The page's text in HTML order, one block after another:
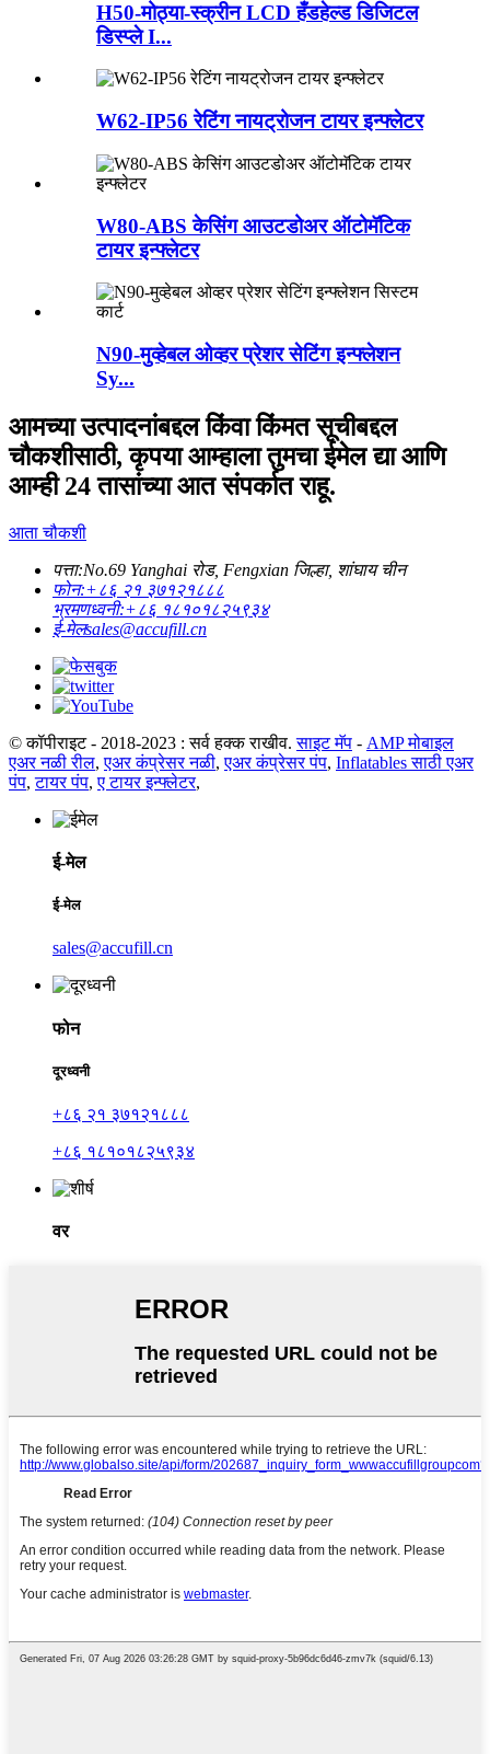
H50-मोठ्या-स्क्रीन LCD हँडहेल्ड डिजिटल
डिस्प्ले I...
W62-IP56 रेटिंग नायट्रोजन टायर इन्फ्लेटर
W80-ABS केसिंग आउटडोअर ऑटोमॅटिक
टायर इन्फ्लेटर
N90-मुव्हेबल ओव्हर प्रेशर सेटिंग इन्फ्लेशन
Sy...
आमच्या उत्पादनांबद्दल किंवा किंमत सूचीबद्दल
चौकशीसाठी, कृपया आम्हाला तुमचा ईमेल द्या आणि
आम्ही 24 तासांच्या आत संपर्कात राहू.
आता चौकशी
पत्ता:No.69 Yanghai रोड, Fengxian जिल्हा, शांघाय चीन
फोन:+८६ २१ ३७१२१८८८
भ्रमणध्वनी:+८६ १८१०१८२५९३४
ई-मेलsales@accufill.cn
© कॉपीराइट - 2018-2023 : सर्व हक्क राखीव. साइट मॅप - AMP मोबाइल
एअर नळी रील,एअर कंप्रेसर नळी,एअर कंप्रेसर पंप, Inflatables साठी एअर
पंप,टायर पंप,ए टायर इन्फ्लेटर,
ई-मेल
ई-मेल
sales@accufill.cn
फोन
दूरध्वनी
+८६ २१ ३७१२१८८८
+८६ १८१०१८२५९३४
वर